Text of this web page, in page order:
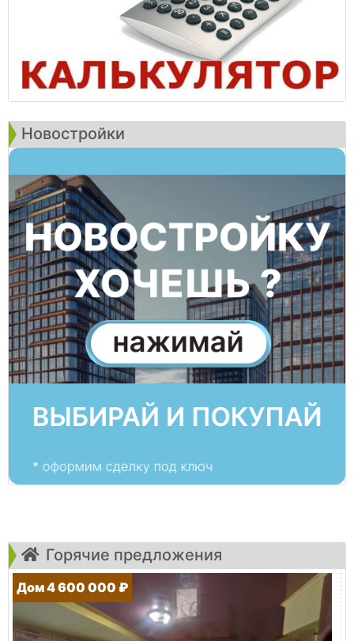
Новостройки
Горячие предложения
Дом 4 600 000 ₽